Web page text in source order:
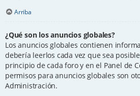
Arriba
¿Qué son los anuncios globales?
Los anuncios globales contienen
debería leerlos cada vez que sea
principio de cada foro y en el Panel de
permisos para anuncios globales son
Administración.